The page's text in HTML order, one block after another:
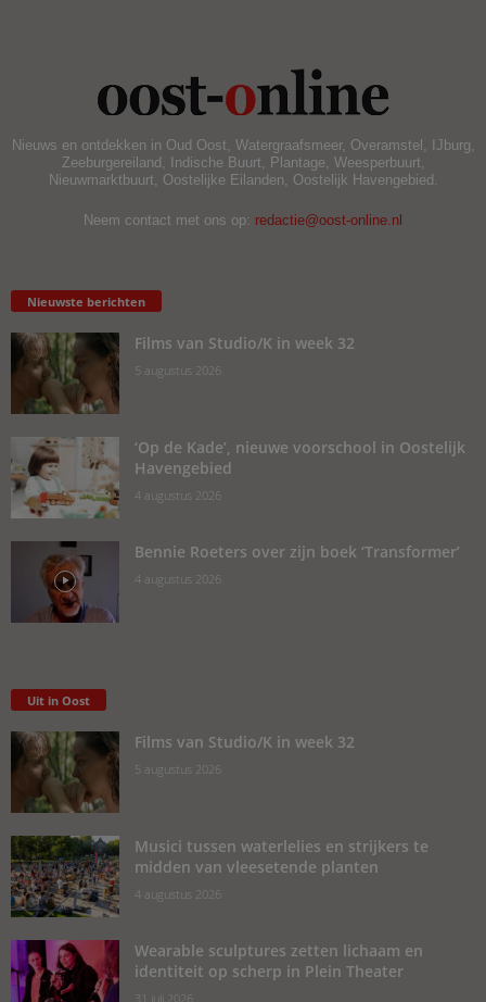
Nieuws en ontdekken in Oud Oost, Watergraafsmeer, Overamstel, IJburg,
Zeeburgereiland, Indische Buurt, Plantage, Weesperbuurt,
Nieuwmarktbuurt, Oostelijke Eilanden, Oostelijk Havengebied.
Neem contact met ons op: redactie@oost-online.nl
Nieuwste berichten
Films van Studio/K in week 32
5 augustus 2026
‘Op de Kade’, nieuwe voorschool in Oostelijk
Havengebied
4 augustus 2026
Bennie Roeters over zijn boek ‘Transformer’
4 augustus 2026
Uit in Oost
Films van Studio/K in week 32
5 augustus 2026
Musici tussen waterlelies en strijkers te
midden van vleesetende planten
4 augustus 2026
Wearable sculptures zetten lichaam en
identiteit op scherp in Plein Theater
31 juli 2026